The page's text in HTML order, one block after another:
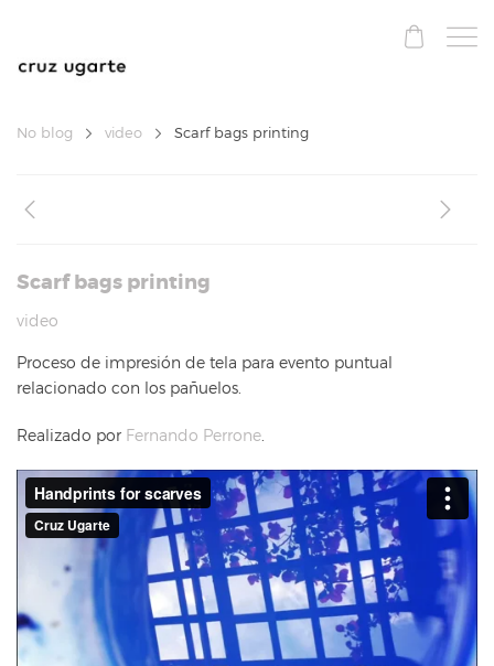
No blog video Scarf bags printing
Scarf bags printing
video
Proceso de impresión de tela para evento puntual
relacionado con los pañuelos.
Realizado por Fernando Perrone